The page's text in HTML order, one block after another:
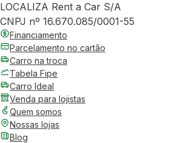
LOCALIZA Rent a Car S/A
CNPJ nº 16.670.085/0001-55
Financiamento
Parcelamento no cartão
Carro na troca
Tabela Fipe
Carro Ideal
Venda para lojistas
Quem somos
Nossas lojas
Blog